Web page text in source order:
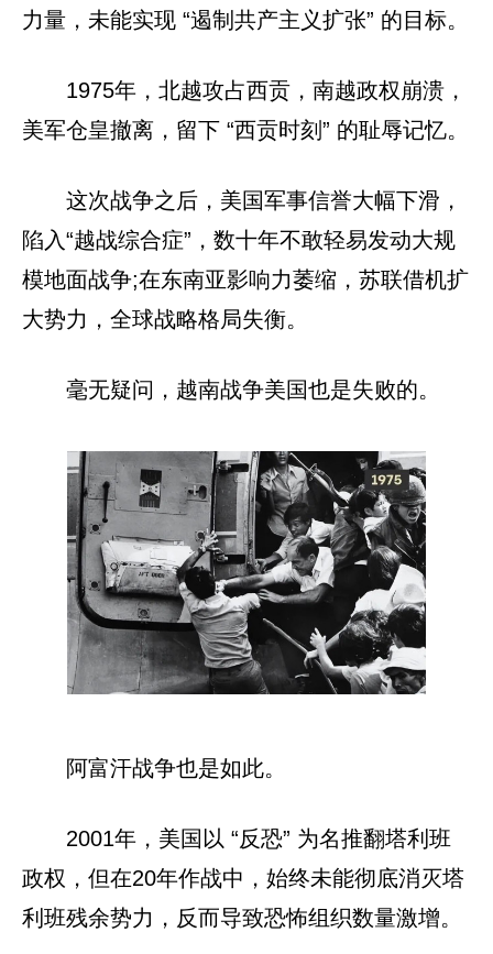
力量，未能实现 “遏制共产主义扩张” 的目标。
1975年，北越攻占西贡，南越政权崩溃，
美军仓皇撤离，留下 “西贡时刻” 的耻辱记忆。
这次战争之后，美国军事信誉大幅下滑，
陷入“越战综合症”，数十年不敢轻易发动大规
模地面战争;在东南亚影响力萎缩，苏联借机扩
大势力，全球战略格局失衡。
毫无疑问，越南战争美国也是失败的。
阿富汗战争也是如此。
2001年，美国以 “反恐” 为名推翻塔利班
政权，但在20年作战中，始终未能彻底消灭塔
利班残余势力，反而导致恐怖组织数量激增。